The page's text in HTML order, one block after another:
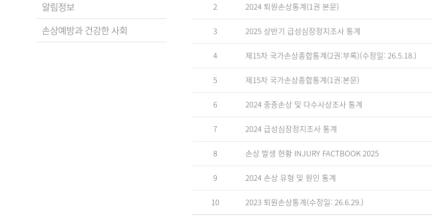
알림정보
손상예방과 건강한 사회
2 2024 퇴원손상통계(1권 본문)
3 2025 상반기 급성심장정지조사 통계
4 제15차 국가손상종합통계(2권:부록)(수정일: 26.5.18.)
5 제15차 국가손상종합통계(1권:본문)
6 2024 중증손상 및 다수사상조사 통계
7 2024 급성심장정지조사 통계
8 손상 발생 현황 INJURY FACTBOOK 2025
9 2024 손상 유형 및 원인 통계
10 2023 퇴원손상통계(수정일: 26.6.29.)